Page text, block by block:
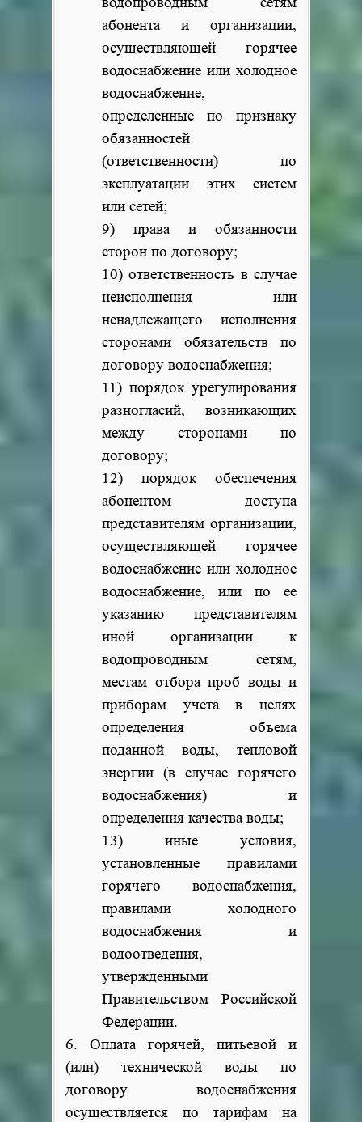
абонента и организации,
осуществляющей горячее
водоснабжение или холодное
водоснабжение,
определенные по признаку
обязанностей
(ответственности) по
эксплуатации этих систем
или сетей;
9) права и обязанности
сторон по договору;
10) ответственность в случае
неисполнения или
ненадлежащего исполнения
сторонами обязательств по
договору водоснабжения;
11) порядок урегулирования
разногласий, возникающих
между сторонами по
договору;
12) порядок обеспечения
абонентом доступа
представителям организации,
осуществляющей горячее
водоснабжение или холодное
водоснабжение, или по ее
указанию представителям
иной организации к
водопроводным сетям,
местам отбора проб воды и
приборам учета в целях
определения объема
поданной воды, тепловой
энергии (в случае горячего
водоснабжения) и
определения качества воды;
13) иные условия,
установленные правилами
горячего водоснабжения,
правилами холодного
водоснабжения и
водоотведения,
утвержденными
Правительством Российской
Федерации.
6. Оплата горячей, питьевой и
(или) технической воды по
договору водоснабжения
осуществляется по тарифам на